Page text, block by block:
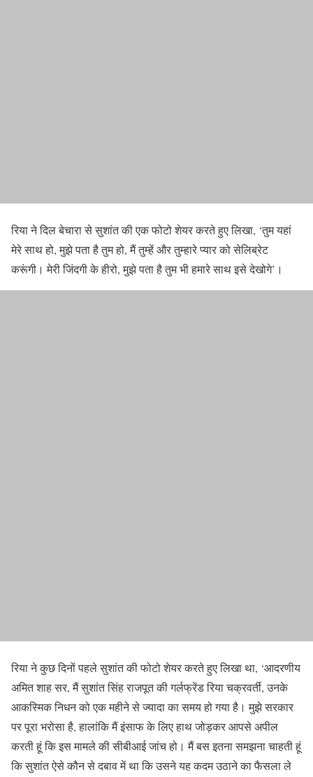
रिया ने दिल बेचारा से सुशांत की एक फोटो शेयर करते हुए लिखा, ‘तुम यहां
मेरे साथ हो, मुझे पता है तुम हो, मैं तुम्हें और तुम्हारे प्यार को सेलिब्रेट
करूंगी। मेरी जिंदगी के हीरो, मुझे पता है तुम भी हमारे साथ इसे देखोगे’।
रिया ने कुछ दिनों पहले सुशांत की फोटो शेयर करते हुए लिखा था, ‘आदरणीय
अमित शाह सर, मैं सुशांत सिंह राजपूत की गर्लफ्रेंड रिया चक्रवर्ती, उनके
आकस्मिक निधन को एक महीने से ज्यादा का समय हो गया है। मुझे सरकार
पर पूरा भरोसा है, हालांकि मैं इंसाफ के लिए हाथ जोड़कर आपसे अपील
करती हूं कि इस मामले की सीबीआई जांच हो। मैं बस इतना समझना चाहती हूं
कि सुशांत ऐसे कौन से दबाव में था कि उसने यह कदम उठाने का फैसला ले